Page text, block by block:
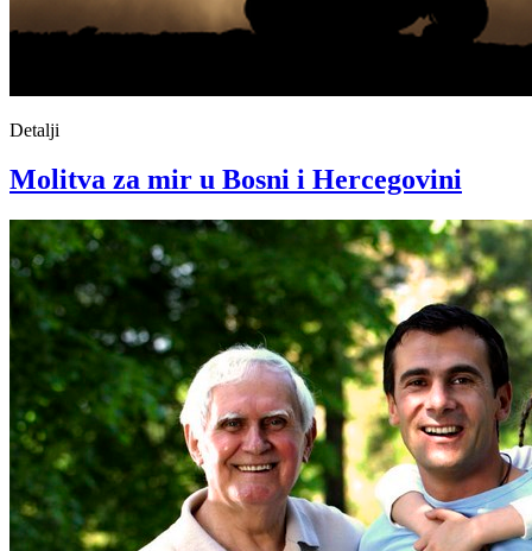
Detalji
Molitva za mir u Bosni i Hercegovini